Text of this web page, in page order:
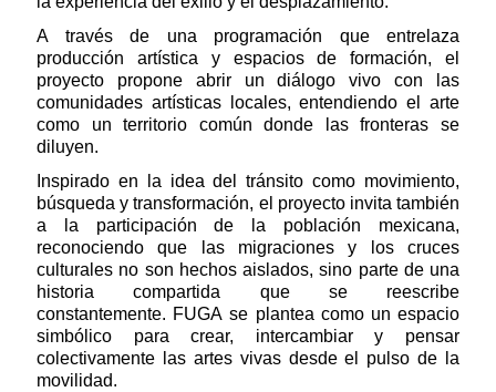
A través de una programación que entrelaza
producción artística y espacios de formación, el
proyecto propone abrir un diálogo vivo con las
comunidades artísticas locales, entendiendo el arte
como un territorio común donde las fronteras se
diluyen.
Inspirado en la idea del tránsito como movimiento,
búsqueda y transformación, el proyecto invita también
a la participación de la población mexicana,
reconociendo que las migraciones y los cruces
culturales no son hechos aislados, sino parte de una
historia compartida que se reescribe
constantemente. FUGA se plantea como un espacio
simbólico para crear, intercambiar y pensar
colectivamente las artes vivas desde el pulso de la
movilidad.